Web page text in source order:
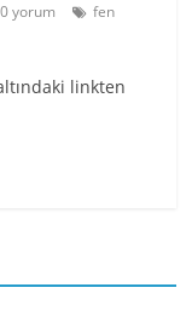
0 yorum
fen
linkten